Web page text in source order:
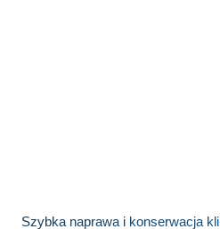
Szybka naprawa i konserwacja